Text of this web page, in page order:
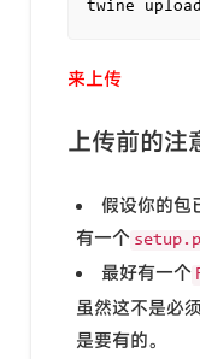
twine
来上传
上传前的注
假设你的包
有一个
最好有一个
虽然这不是必
是要有的。